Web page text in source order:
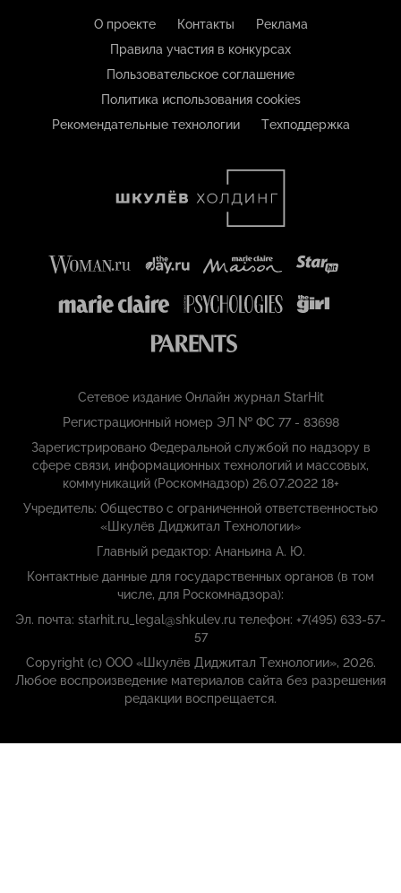
О проекте Контакты
Реклама
Правила участия в конкурсах
Пользовательское соглашение
Политика использования cookies
Рекомендательные технологии
Техподдержка
Сетевое издание Онлайн журнал StarHit
Регистрационный номер ЭЛ № ФС 77 - 83698
Зарегистрировано Федеральной службой по надзору в
сфере связи, информационных технологий и массовых,
коммуникаций (Роскомнадзор) 26.07.2022 18+
Учредитель: Общество с ограниченной ответственностью
«Шкулёв Диджитал Технологии»
Главный редактор: Ананьина А. Ю.
Контактные данные для государственных органов (в том
числе, для Роскомнадзора):
Эл. почта: starhit.ru_legal@shkulev.ru телефон: +7(495) 633-57-
57
Copyright (с) ООО «Шкулёв Диджитал Технологии», 2026.
Любое воспроизведение материалов сайта без разрешения
редакции воспрещается.